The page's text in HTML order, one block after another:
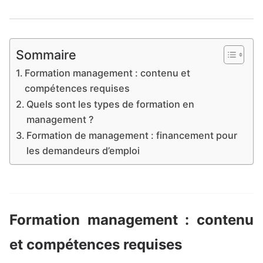
Sommaire
Formation management : contenu et
compétences requises
Quels sont les types de formation en
management ?
Formation de management : financement pour
les demandeurs d’emploi
Formation management : contenu
et compétences requises